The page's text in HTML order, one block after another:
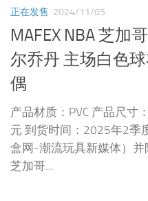
正在发售 2024/11/05
MAFEX NBA 芝加
尔乔丹 主场白色
偶
产品材质：PVC 产品尺寸
元 到货时间：2025年2季
盒网-潮流玩具新媒体）并
芝加哥...